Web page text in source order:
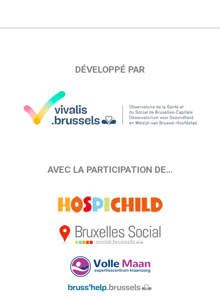
DÉVELOPPÉ PAR
AVEC LA PARTICIPATION DE…